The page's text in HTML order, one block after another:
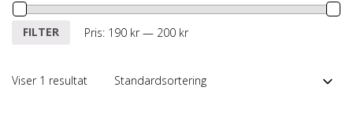
Mindste
Højeste
FILTER Pris: 190 kr— 200 kr
Viser 1 resultat